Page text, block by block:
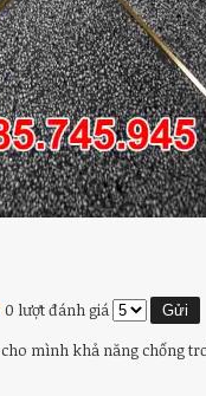
0 lượt đánh giá
mình khả năng chống